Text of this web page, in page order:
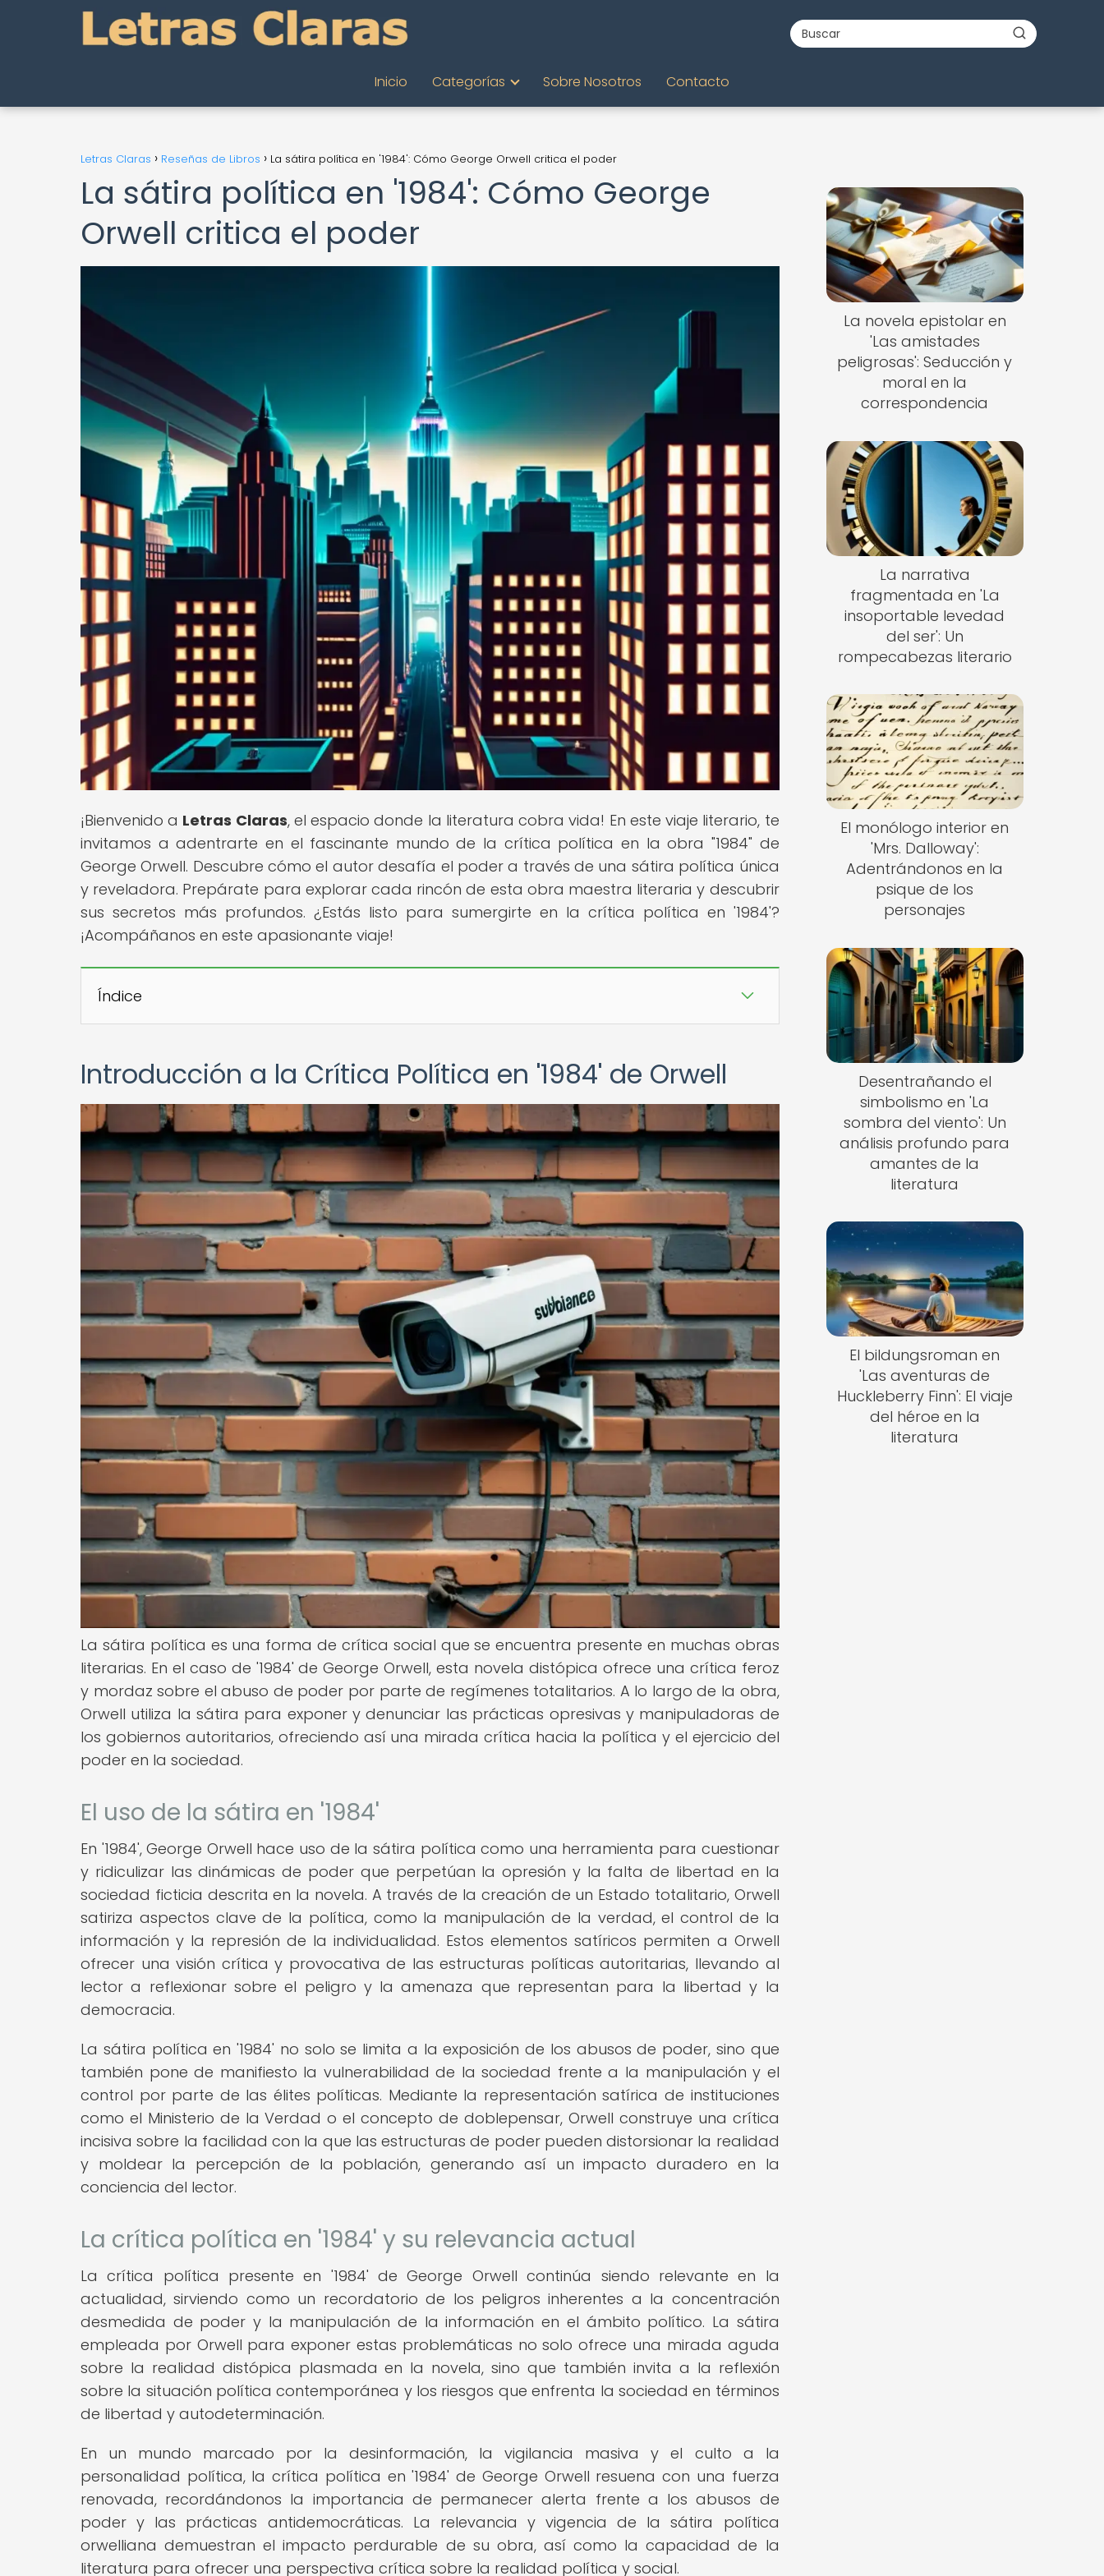
Inicio Categorías Sobre Nosotros Contacto
Letras Claras Reseñas de Libros La sátira política en '1984': Cómo George Orwell critica el poder
La sátira política en '1984': Cómo George
Orwell critica el poder
¡Bienvenido a Letras Claras, el espacio donde la literatura cobra vida! En este viaje literario, te
invitamos a adentrarte en el fascinante mundo de la crítica política en la obra "1984" de
George Orwell. Descubre cómo el autor desafía el poder a través de una sátira política única
y reveladora. Prepárate para explorar cada rincón de esta obra maestra literaria y descubrir
sus secretos más profundos. ¿Estás listo para sumergirte en la crítica política en '1984'?
¡Acompáñanos en este apasionante viaje!
Índice
Introducción a la Crítica Política en '1984' de Orwell
La sátira política es una forma de crítica social que se encuentra presente en muchas obras
literarias. En el caso de '1984' de George Orwell, esta novela distópica ofrece una crítica feroz
y mordaz sobre el abuso de poder por parte de regímenes totalitarios. A lo largo de la obra,
Orwell utiliza la sátira para exponer y denunciar las prácticas opresivas y manipuladoras de
los gobiernos autoritarios, ofreciendo así una mirada crítica hacia la política y el ejercicio del
poder en la sociedad.
El uso de la sátira en '1984'
En '1984', George Orwell hace uso de la sátira política como una herramienta para cuestionar
y ridiculizar las dinámicas de poder que perpetúan la opresión y la falta de libertad en la
sociedad ficticia descrita en la novela. A través de la creación de un Estado totalitario, Orwell
satiriza aspectos clave de la política, como la manipulación de la verdad, el control de la
información y la represión de la individualidad. Estos elementos satíricos permiten a Orwell
ofrecer una visión crítica y provocativa de las estructuras políticas autoritarias, llevando al
lector a reflexionar sobre el peligro y la amenaza que representan para la libertad y la
democracia.
La sátira política en '1984' no solo se limita a la exposición de los abusos de poder, sino que
también pone de manifiesto la vulnerabilidad de la sociedad frente a la manipulación y el
control por parte de las élites políticas. Mediante la representación satírica de instituciones
como el Ministerio de la Verdad o el concepto de doblepensar, Orwell construye una crítica
incisiva sobre la facilidad con la que las estructuras de poder pueden distorsionar la realidad
y moldear la percepción de la población, generando así un impacto duradero en la
conciencia del lector.
La crítica política en '1984' y su relevancia actual
La crítica política presente en '1984' de George Orwell continúa siendo relevante en la
actualidad, sirviendo como un recordatorio de los peligros inherentes a la concentración
desmedida de poder y la manipulación de la información en el ámbito político. La sátira
empleada por Orwell para exponer estas problemáticas no solo ofrece una mirada aguda
sobre la realidad distópica plasmada en la novela, sino que también invita a la reflexión
sobre la situación política contemporánea y los riesgos que enfrenta la sociedad en términos
de libertad y autodeterminación.
En un mundo marcado por la desinformación, la vigilancia masiva y el culto a la
personalidad política, la crítica política en '1984' de George Orwell resuena con una fuerza
renovada, recordándonos la importancia de permanecer alerta frente a los abusos de
poder y las prácticas antidemocráticas. La relevancia y vigencia de la sátira política
orwelliana demuestran el impacto perdurable de su obra, así como la capacidad de la
literatura para ofrecer una perspectiva crítica sobre la realidad política y social.
La novela epistolar en
'Las amistades
peligrosas': Seducción y
moral en la
correspondencia
La narrativa
fragmentada en 'La
insoportable levedad
del ser': Un
rompecabezas literario
El monólogo interior en
'Mrs. Dalloway':
Adentrándonos en la
psique de los
personajes
Desentrañando el
simbolismo en 'La
sombra del viento': Un
análisis profundo para
amantes de la
literatura
El bildungsroman en
'Las aventuras de
Huckleberry Finn': El viaje
del héroe en la
literatura